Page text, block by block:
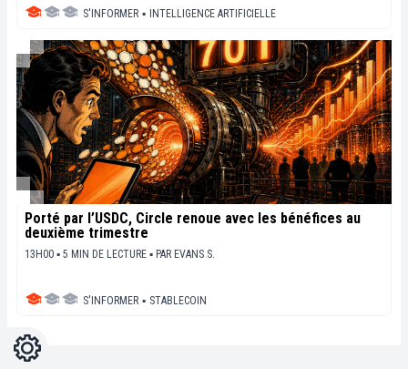
S'INFORMER ▪ INTELLIGENCE ARTIFICIELLE
Porté par l’USDC, Circle renoue avec les bénéfices au
deuxième trimestre
13H00 ▪ 5 MIN DE LECTURE ▪ PAR EVANS S.
S'INFORMER ▪ STABLECOIN
Réglages